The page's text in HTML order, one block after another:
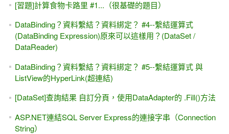
[習題]計算食物卡路里 #1...（很基礎的題目）
DataBinding？資料繫結？資料綁定？ #4--繫結運算式
(DataBinding Expression)原來可以這樣用？(DataSet /
DataReader)
DataBinding？資料繫結？資料綁定？ #5--繫結運算式 與
ListView的HyperLink(超連結)
[DataSet]查詢結果 自訂分頁，使用DataAdapter的 .Fill()方法
ASP.NET連結SQL Server Express的連接字串（Connection
String）